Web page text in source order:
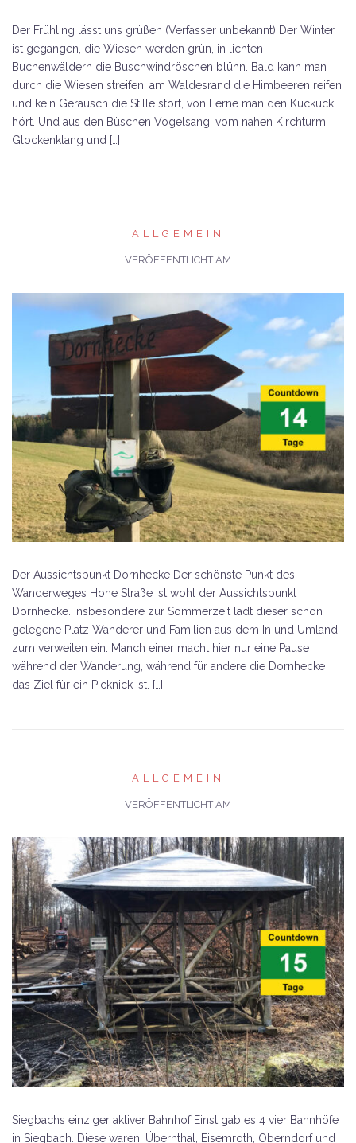
Der Frühling lässt uns grüßen (Verfasser unbekannt) Der Winter
ist gegangen, die Wiesen werden grün, in lichten
Buchenwäldern die Buschwindröschen blühn. Bald kann man
durch die Wiesen streifen, am Waldesrand die Himbeeren reifen
und kein Geräusch die Stille stört, von Ferne man den Kuckuck
hört. Und aus den Büschen Vogelsang, vom nahen Kirchturm
Glockenklang und […]
ALLGEMEIN
VERÖFFENTLICHT AM
Der Aussichtspunkt Dornhecke Der schönste Punkt des
Wanderweges Hohe Straße ist wohl der Aussichtspunkt
Dornhecke. Insbesondere zur Sommerzeit lädt dieser schön
gelegene Platz Wanderer und Familien aus dem In und Umland
zum verweilen ein. Manch einer macht hier nur eine Pause
während der Wanderung, während für andere die Dornhecke
das Ziel für ein Picknick ist. […]
ALLGEMEIN
VERÖFFENTLICHT AM
Siegbachs einziger aktiver Bahnhof Einst gab es 4 vier Bahnhöfe
in Siegbach. Diese waren: Übernthal, Eisemroth, Oberndorf und